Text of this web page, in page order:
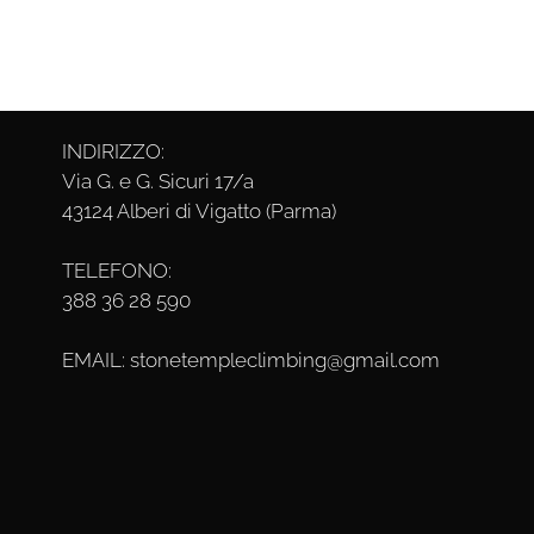
INDIRIZZO:
Via G. e G. Sicuri 17/a
43124 Alberi di Vigatto (Parma)
TELEFONO:
388 36 28 590
EMAIL: stonetempleclimbing@gmail.com